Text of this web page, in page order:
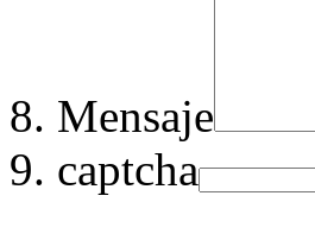
Mensaje
captcha